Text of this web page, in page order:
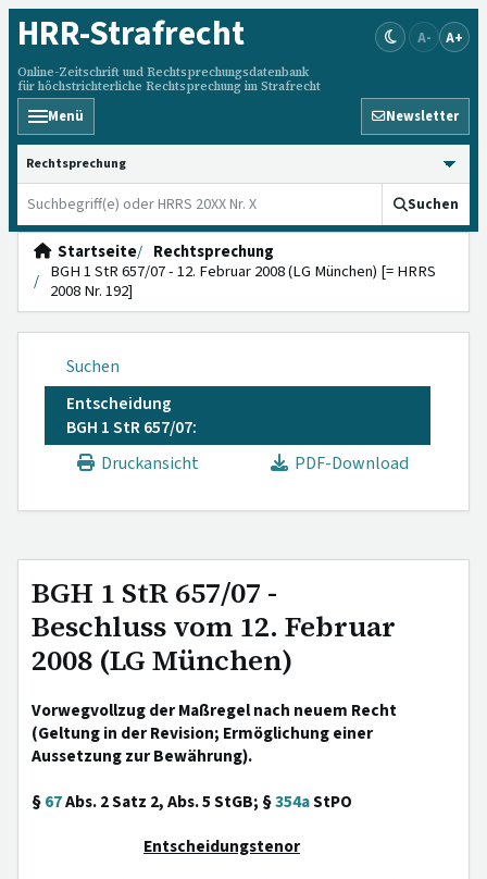
HRR-Strafrecht
Online-Zeitschrift und Rechtsprechungsdatenbank
für höchstrichterliche Rechtsprechung im Strafrecht
A- A+
Menü Newsletter
HRRS durchsuchen
Suchen
Startseite
Rechtsprechung
BGH 1 StR 657/07 - 12. Februar 2008 (LG München) [= HRRS
2008 Nr. 192]
Suchen
Entscheidung
BGH 1 StR 657/07:
Druckansicht
PDF-Download
BGH 1 StR 657/07 -
Beschluss vom 12. Februar
2008 (LG München)
Vorwegvollzug der Maßregel nach neuem Recht
(Geltung in der Revision; Ermöglichung einer
Aussetzung zur Bewährung).
§67Abs. 2 Satz 2, Abs. 5 StGB; §354aStPO
Entscheidungstenor